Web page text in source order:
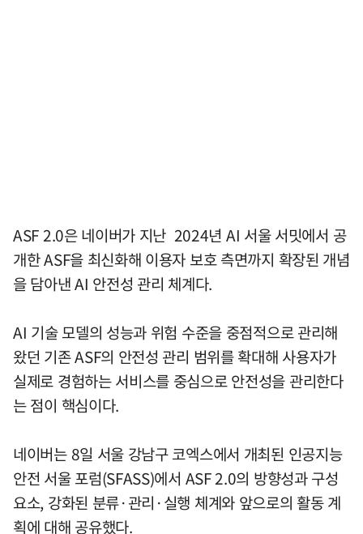
ASF 2.0은 네이버가 지난 2024년 AI 서울 서밋에서 공
개한 ASF을 최신화해 이용자 보호 측면까지 확장된 개념
을 담아낸 AI 안전성 관리 체계다.
AI 기술 모델의 성능과 위험 수준을 중점적으로 관리해
왔던 기존 ASF의 안전성 관리 범위를 확대해 사용자가
실제로 경험하는 서비스를 중심으로 안전성을 관리한다
는 점이 핵심이다.
네이버는 8일 서울 강남구 코엑스에서 개최된 인공지능
안전 서울 포럼(SFASS)에서 ASF 2.0의 방향성과 구성
요소, 강화된 분류·관리·실행 체계와 앞으로의 활동 계
획에 대해 공유했다.